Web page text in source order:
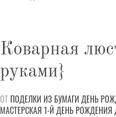
Коварная
руками}
ОТ ПОДЕЛКИ ИЗ БУМАГИ ДЕНЬ
МАСТЕРСКАЯ 1-Й ДЕНЬ РОЖДЕНИЯ